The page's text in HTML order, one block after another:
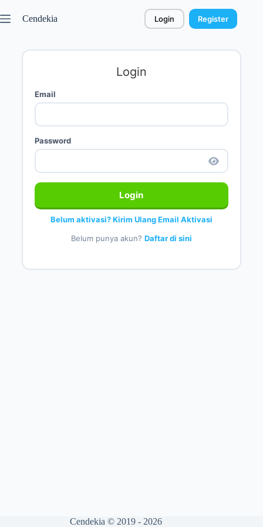
Cendekia Login Register
Login
Email
Password
Login
Belum aktivasi? Kirim Ulang Email Aktivasi
Belum punya akun? Daftar di sini
Cendekia © 2019 - 2026